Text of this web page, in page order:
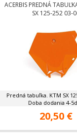
ACERBIS PREDNÁ
SX 125-252 03-
Predná tabuľka. KTM SX
Doba dodania 4-
20,50 €